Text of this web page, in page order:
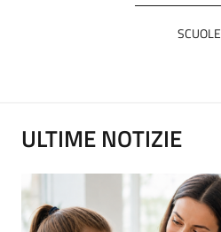
SCUOLE
ULTIME NOTIZIE